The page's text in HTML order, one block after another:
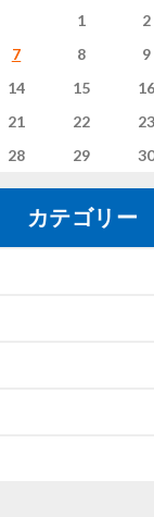
1
2
7 8 9
14 15 16
21 22 23
28 29
カテゴリー